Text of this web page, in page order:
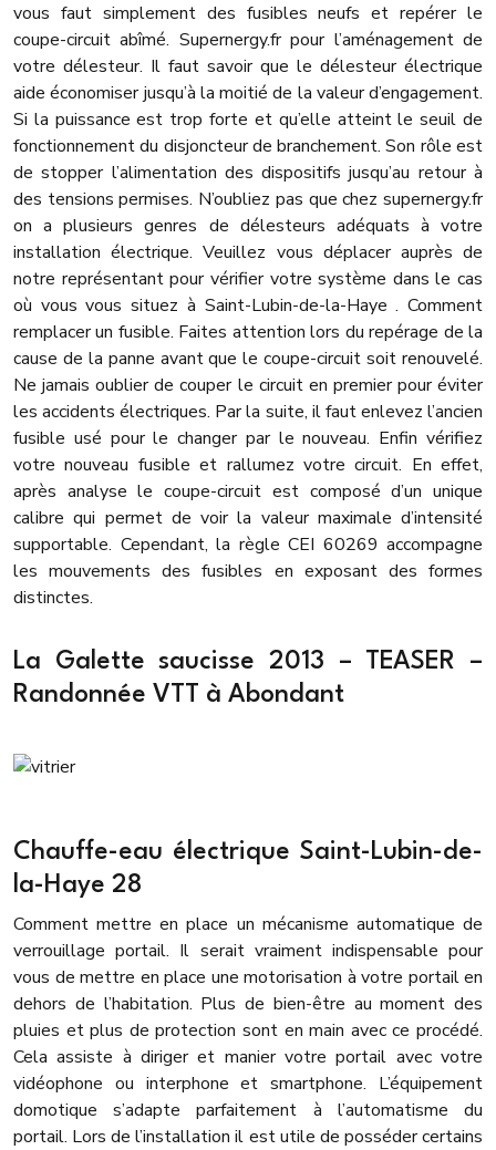
vous faut simplement des fusibles neufs et repérer le
coupe-circuit abîmé. Supernergy.fr pour l’aménagement de
votre délesteur. Il faut savoir que le délesteur électrique
aide économiser jusqu’à la moitié de la valeur d’engagement.
Si la puissance est trop forte et qu’elle atteint le seuil de
fonctionnement du disjoncteur de branchement. Son rôle est
de stopper l’alimentation des dispositifs jusqu’au retour à
des tensions permises. N’oubliez pas que chez supernergy.fr
on a plusieurs genres de délesteurs adéquats à votre
installation électrique. Veuillez vous déplacer auprès de
notre représentant pour vérifier votre système dans le cas
où vous vous situez à Saint-Lubin-de-la-Haye . Comment
remplacer un fusible. Faites attention lors du repérage de la
cause de la panne avant que le coupe-circuit soit renouvelé.
Ne jamais oublier de couper le circuit en premier pour éviter
les accidents électriques. Par la suite, il faut enlevez l’ancien
fusible usé pour le changer par le nouveau. Enfin vérifiez
votre nouveau fusible et rallumez votre circuit. En effet,
après analyse le coupe-circuit est composé d’un unique
calibre qui permet de voir la valeur maximale d’intensité
supportable. Cependant, la règle CEI 60269 accompagne
les mouvements des fusibles en exposant des formes
distinctes.
La Galette saucisse 2013 – TEASER –
Randonnée VTT à Abondant
Chauffe-eau électrique Saint-Lubin-de-
la-Haye 28
Comment mettre en place un mécanisme automatique de
verrouillage portail. Il serait vraiment indispensable pour
vous de mettre en place une motorisation à votre portail en
dehors de l’habitation. Plus de bien-être au moment des
pluies et plus de protection sont en main avec ce procédé.
Cela assiste à diriger et manier votre portail avec votre
vidéophone ou interphone et smartphone. L’équipement
domotique s’adapte parfaitement à l’automatisme du
portail. Lors de l’installation il est utile de posséder certains